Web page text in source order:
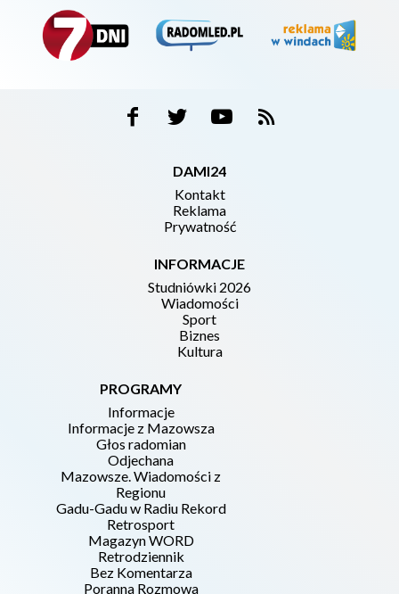
DAMI24
Kontakt
Reklama
Prywatność
INFORMACJE
Studniówki 2026
Wiadomości
Sport
Biznes
Kultura
PROGRAMY
Informacje
Informacje z Mazowsza
Głos radomian
Odjechana
Mazowsze. Wiadomości z
Regionu
Gadu-Gadu w Radiu Rekord
Retrosport
Magazyn WORD
Retrodziennik
Bez Komentarza
Poranna Rozmowa